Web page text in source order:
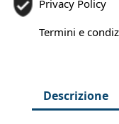
Privacy Policy
Termini e
Descrizione